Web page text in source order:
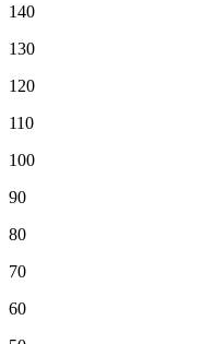
140
130
120
110
100
90
80
70
60